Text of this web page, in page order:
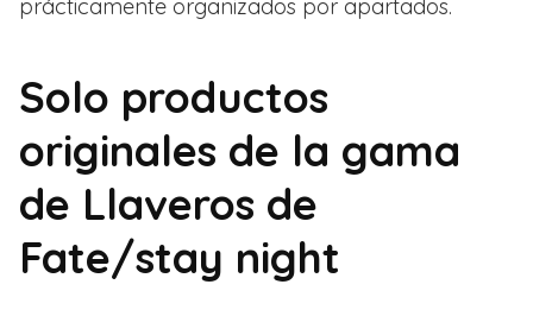
prácticamente organizados por apartados.
Solo productos
originales de la gama
de Llaveros de
Fate/stay night